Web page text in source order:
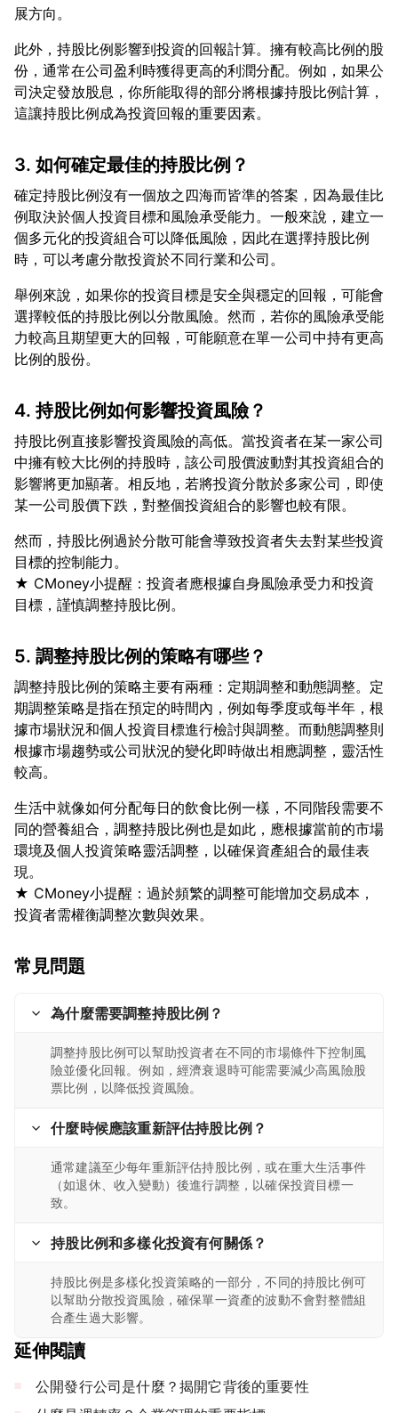
此外，持股比例影響到投資的回報計算。擁有較高比例的股
份，通常在公司盈利時獲得更高的利潤分配。例如，如果公
司決定發放股息，你所能取得的部分將根據持股比例計算，
3. 如何確定最佳的持股比例？
確定持股比例沒有一個放之四海而皆準的答案，因為最佳比
例取決於個人投資目標和風險承受能力。一般來說，建立一
個多元化的投資組合可以降低風險，因此在選擇持股比例
舉例來說，如果你的投資目標是安全與穩定的回報，可能會
選擇較低的持股比例以分散風險。然而，若你的風險承受能
力較高且期望更大的回報，可能願意在單一公司中持有更高
4. 持股比例如何影響投資風險？
持股比例直接影響投資風險的高低。當投資者在某一家公司
中擁有較大比例的持股時，該公司股價波動對其投資組合的
影響將更加顯著。相反地，若將投資分散於多家公司，即使
然而，持股比例過於分散可能會導致投資者失去對某些投資
目標的控制能力。
★ CMoney小提醒：投資者應根據自身風險承受力和投資
5. 調整持股比例的策略有哪些？
調整持股比例的策略主要有兩種：定期調整和動態調整。定
期調整策略是指在預定的時間內，例如每季度或每半年，根
據市場狀況和個人投資目標進行檢討與調整。而動態調整則
根據市場趨勢或公司狀況的變化即時做出相應調整，靈活性
生活中就像如何分配每日的飲食比例一樣，不同階段需要不
同的營養組合，調整持股比例也是如此，應根據當前的市場
環境及個人投資策略靈活調整，以確保資產組合的最佳表
現。
★ CMoney小提醒：過於頻繁的調整可能增加交易成本，
常見問題
為什麼需要調整持股比例？
調整持股比例可以幫助投資者在不同的市場條件下控制風
險並優化回報。例如，經濟衰退時可能需要減少高風險股
票比例，以降低投資風險。
什麼時候應該重新評估持股比例？
通常建議至少每年重新評估持股比例，或在重大生活事件
（如退休、收入變動）後進行調整，以確保投資目標一
致。
持股比例和多樣化投資有何關係？
持股比例是多樣化投資策略的一部分，不同的持股比例可
以幫助分散投資風險，確保單一資產的波動不會對整體組
合產生過大影響。
延伸閱讀
公開發行公司是什麼？揭開它背後的重要性